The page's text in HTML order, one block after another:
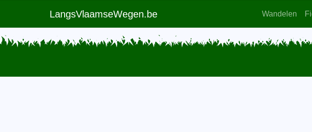
LangsVlaamseWegen.be Wandelen